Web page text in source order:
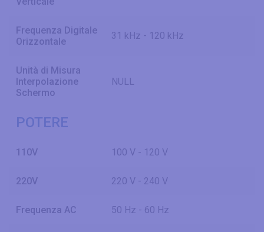
Frequenza Digitale
Orizzontale
31 kHz - 120 kHz
Unità di Misura
Interpolazione
Schermo
NULL
POTERE
110V 100 V - 120 V
220V 220 V - 240 V
Frequenza AC 50 Hz - 60 Hz